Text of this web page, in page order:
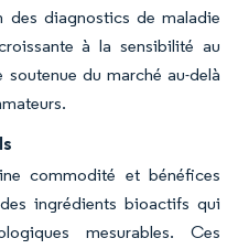
des diagnostics de maladie
à la sensibilité au
du marché au-delà
commodité et bénéfices
ingrédients bioactifs qui
mesurables. Ces